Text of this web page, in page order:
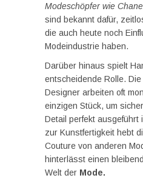
Modeschöpfer wie
sind bekannt dafür,
die auch heute noch
Modeindustrie haben.
Darüber hinaus spielt
entscheidende Rolle.
Designer arbeiten oft
einzigen Stück, um
Detail perfekt ausgeführt
zur Kunstfertigkeit hebt
Couture von anderen
hinterlässt einen
Welt der Mode.